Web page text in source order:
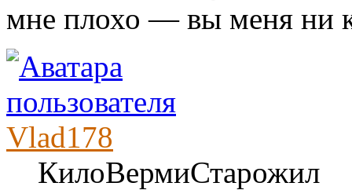
мне плохо — вы меня ни
Vlad178
КилоВермиСтарожил